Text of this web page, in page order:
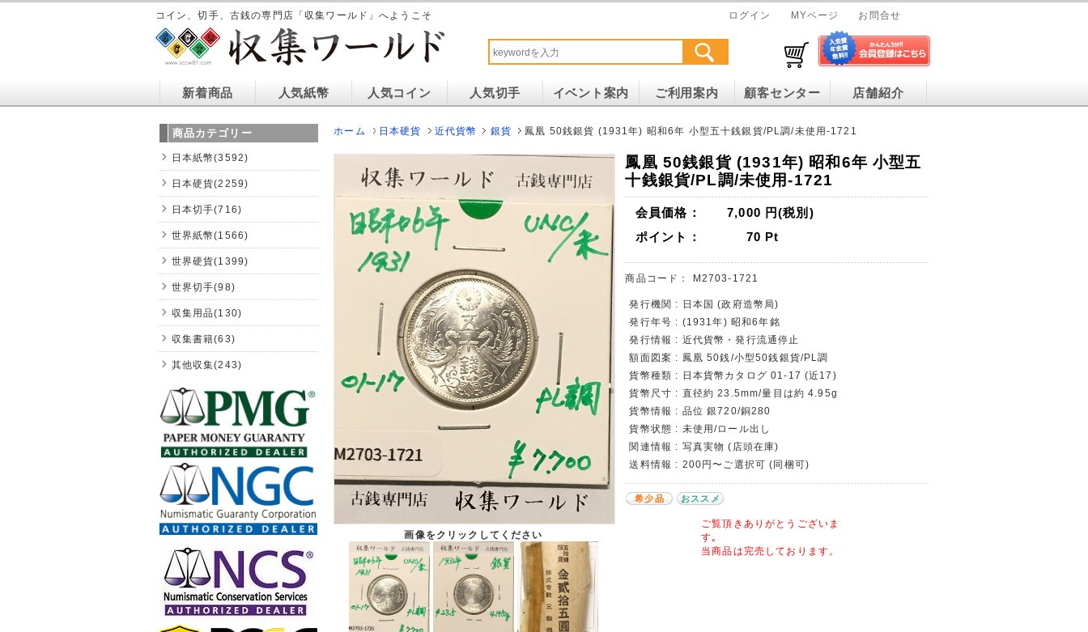
コイン、切手、古銭の専門店「収集ワールド」へようこそ ログイン MYページ お問合せ
新着商品 人気紙幣 人気コイン 人気切手 イベント案内 ご利用案内 顧客センター 店舗紹介
ホーム 日本硬貨 近代貨幣 銀貨 鳳凰 50銭銀貨 (1931年) 昭和6年 小型五十銭銀貨/PL調/未使用-1721
画像をクリックしてください
鳳凰 50銭銀貨 (1931年) 昭和6年 小型五
十銭銀貨/PL調/未使用-1721
会員価格： 7,000 円(税別)
ポイント：
70 Pt
商品コード： M2703-1721
発行機関 : 日本国 (政府造幣局)
発行年号 : (1931年) 昭和6年銘
発行情報 : 近代貨幣・発行流通停止
額面図案 : 鳳凰 50銭/小型50銭銀貨/PL調
貨幣種類 : 日本貨幣カタログ 01-17 (近17)
貨幣尺寸 : 直径約 23.5mm/量目は約 4.95g
貨幣情報 : 品位 銀720/銅280
貨幣状態 : 未使用/ロール出し
関連情報 : 写真実物 (店頭在庫)
送料情報 : 200円〜ご選択可 (同梱可)
希少品 おススメ
ご覧頂きありがとうございま
す｡
当商品は完売しております。
商品カテゴリー
日本紙幣(3592)
日本硬貨(2259)
日本切手(716)
世界紙幣(1566)
世界硬貨(1399)
世界切手(98)
収集用品(130)
収集書籍(63)
其他収集(243)